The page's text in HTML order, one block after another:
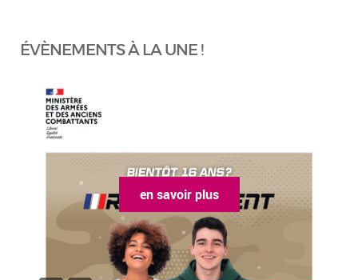
ÉVÈNEMENTS À LA UNE !
en savoir plus